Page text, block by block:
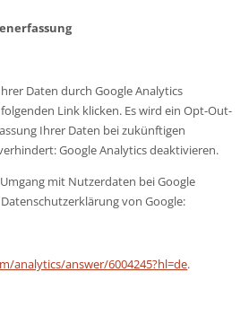
Daten durch Google Analytics
Link klicken. Es wird ein Opt-Out-
Ihrer Daten bei zukünftigen
Google Analytics deaktivieren.
mit Nutzerdaten bei Google
von Google:
analytics/answer/6004245?hl=de.